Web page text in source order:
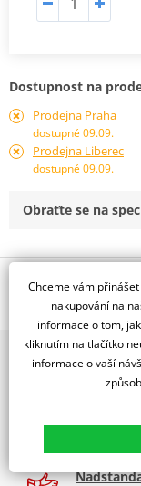
Dostupnost na
Prodejna Praha
dostupné 09.09.
Prodejna Liberec
dostupné 09.09.
Obraťte se na
Popis a parametry
Jsme
dealer značky NG
Plovoucí, D290, d121,5,
2x
9 značek
díly, to vše
Více než
Za řídítky
Chceme vám
nakupování na
informace o tom,
kliknutím na tlačítko
informace o vaší